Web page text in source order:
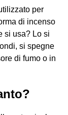
per
di incenso
si usa? Lo si
si spegne
di fumo o in